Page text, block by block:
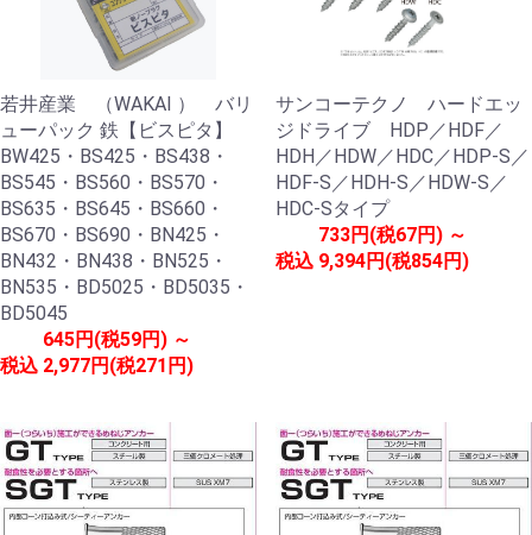
若井産業 （WAKAI ） バリ
ューパック 鉄【ビスピタ】
BW425・BS425・BS438・
BS545・BS560・BS570・
BS635・BS645・BS660・
BS670・BS690・BN425・
BN432・BN438・BN525・
BN535・BD5025・BD5035・
BD5045
税込
645円(税59円) ～
2,977円(税271円)
サンコーテクノ ハードエッ
ジドライブ HDP／HDF／
HDH／HDW／HDC／HDP-S／
HDF-S／HDH-S／HDW-S／
HDC-Sタイプ
税込
733円(税67円) ～
9,394円(税854円)